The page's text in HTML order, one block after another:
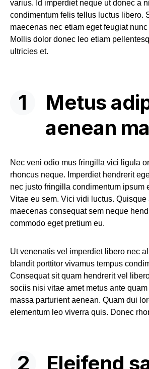
varius. Id imperdiet neque ut donec a
condimentum felis tellus luctus libero.
maecenas nec etiam eget feugiat
Mollis dolor donec leo etiam
ultricies et.
Metus
aenean
Nec veni odio mus fringilla vici ligula
rhoncus neque. Imperdiet hendrerit
nec justo fringilla condimentum ipsum
Vitae eu sem. Vici vidi luctus. Quisque
maecenas consequat sem neque
commodo eget pretium eu.
Ut venenatis vel imperdiet libero nec
blandit porttitor vivamus tempus
Consequat sit quam hendrerit vel
sociis nisi vitae amet metus ante
massa parturient aenean. Quam dui
elementum leo viverra quis. Donec
Eleifend